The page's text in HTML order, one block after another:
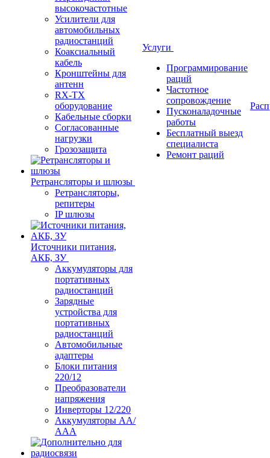
высокочастотные
Усилители для
автомобильных
радиостанций
Коаксиальный
кабель
Кронштейны для
антенн
RX-TX
оборудование
Кабельные сборки
Согласованные
нагрузки
Грозозащита
Ретрансляторы и шлюзы
Ретрансляторы,
репитеры
IP шлюзы
Источники питания,
АКБ, ЗУ
Аккумуляторы для
портативных
радиостанций
Зарядные
устройства для
портативных
радиостанций
Автомобильные
адаптеры
Блоки питания
220/12
Преобразователи
напряжения
Инверторы 12/220
Аккумуляторы АА/
ААА
Услуги
Программирование
раций
Частотное
сопровождение
Пусконаладочные
работы
Бесплатный выезд
специалиста
Ремонт раций